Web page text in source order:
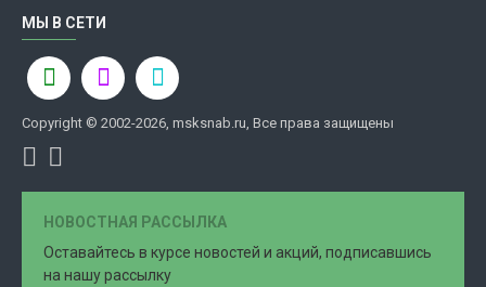
МЫ В СЕТИ
Copyright © 2002-2026, msksnab.ru, Все права защищены
НОВОСТНАЯ РАССЫЛКА
Оставайтесь в курсе новостей и акций, подписавшись
на нашу рассылку